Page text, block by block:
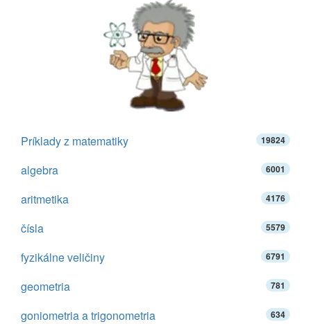
Príklady z matematiky 19824
algebra 6001
aritmetika 4176
čísla 5579
fyzikálne veličiny 6791
geometria 781
goniometria a trigonometria 634